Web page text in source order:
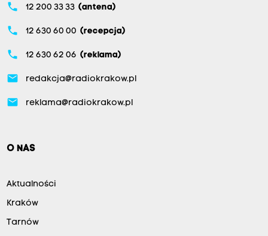
phone 12 200 33 33 (antena)
phone 12 630 60 00 (recepcja)
phone 12 630 62 06 (reklama)
email redakcja@radiokrakow.pl
email reklama@radiokrakow.pl
O NAS
Aktualności
Kraków
Tarnów